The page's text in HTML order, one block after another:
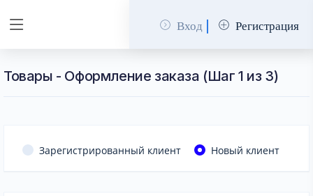
Вход Регистрация
Товары - Оформление заказа (Шаг 1 из 3)
Зарегистрированный клиент Новый клиент